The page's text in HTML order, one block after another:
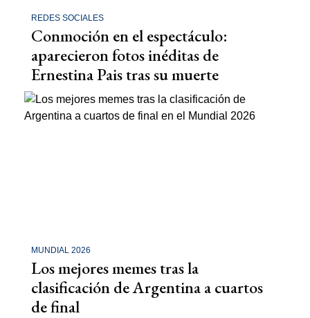
REDES SOCIALES
Conmoción en el espectáculo:
aparecieron fotos inéditas de
Ernestina Pais tras su muerte
MUNDIAL 2026
Los mejores memes tras la
clasificación de Argentina a cuartos
de final